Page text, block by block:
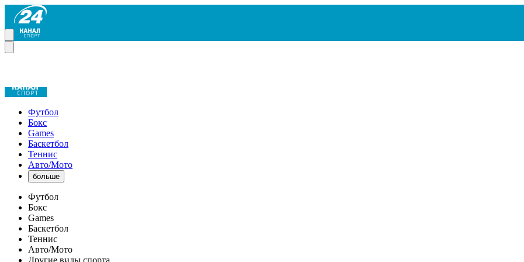
Футбол
Бокс
Games
Баскетбол
Теннис
Авто/Мото
больше
Футбол
Бокс
Games
Баскетбол
Теннис
Авто/Мото
Другие виды спорта